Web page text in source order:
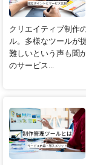
クリエイティブ制作
ル。多様なツールが
難しいという声も聞
のサービス...